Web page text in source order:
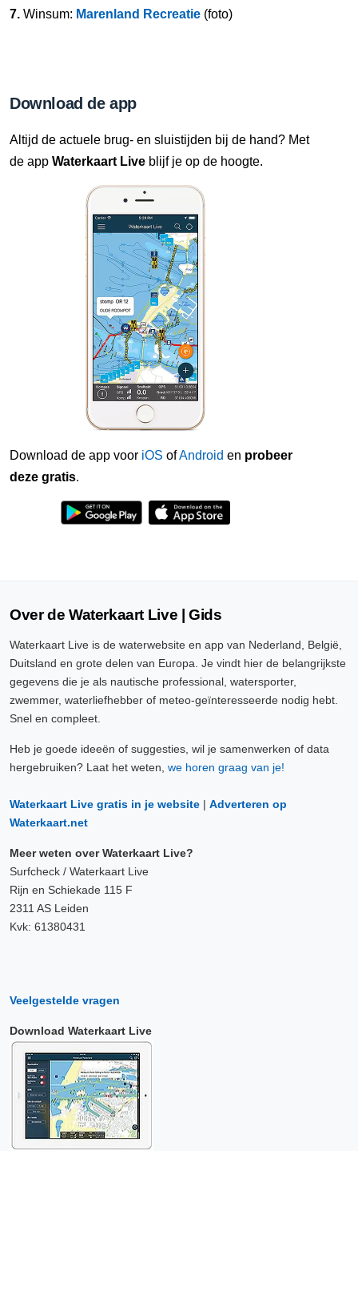
7. Winsum: Marenland Recreatie (foto)
Download de app
Altijd de actuele brug- en sluistijden bij de hand? Met
de app Waterkaart Live blijf je op de hoogte.
Download de app voor iOS ofAndroid en probeer
deze gratis.
Over de Waterkaart Live | Gids
Waterkaart Live is de waterwebsite en app van Nederland, België,
Duitsland en grote delen van Europa. Je vindt hier de belangrijkste
gegevens die je als nautische professional, watersporter,
zwemmer, waterliefhebber of meteo-geïnteresseerde nodig hebt.
Snel en compleet.
Heb je goede ideeën of suggesties, wil je samenwerken of data
hergebruiken? Laat het weten, we horen graag van je!
Waterkaart Live gratis in je website | Adverteren op
Waterkaart.net
Meer weten over Waterkaart Live?
Surfcheck / Waterkaart Live
Rijn en Schiekade 115 F
2311 AS Leiden
Kvk: 61380431
Veelgestelde vragen
Download Waterkaart Live